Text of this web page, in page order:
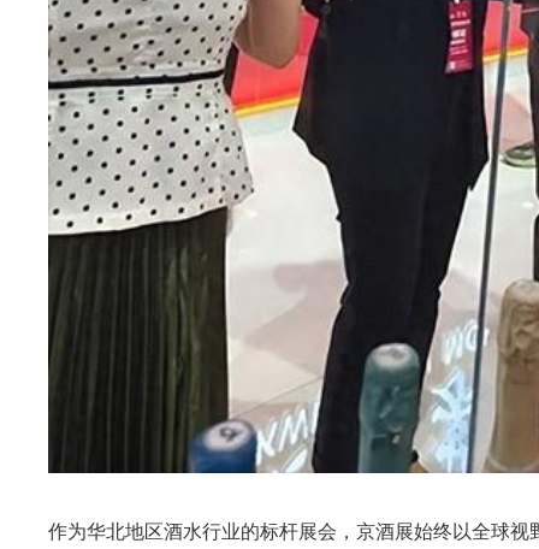
作为华北地区酒水行业的标杆展会，京酒展始终以全球